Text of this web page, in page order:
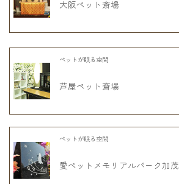
大阪ペット斎場
ペットが眠る空間
芦屋ペット斎場
ペットが眠る空間
愛ペットメモリアルパーク加茂